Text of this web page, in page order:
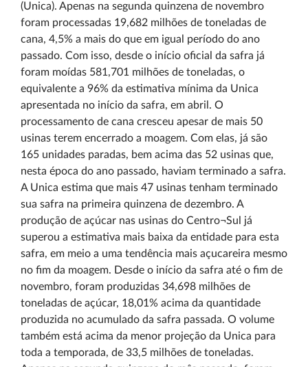
(Unica). Apenas na segunda quinzena de novembro
foram processadas 19,682 milhões de toneladas de
cana, 4,5% a mais do que em igual período do ano
passado. Com isso, desde o início oficial da safra já
foram moídas 581,701 milhões de toneladas, o
equivalente a 96% da estimativa mínima da Unica
apresentada no início da safra, em abril. O
processamento de cana cresceu apesar de mais 50
usinas terem encerrado a moagem. Com elas, já são
165 unidades paradas, bem acima das 52 usinas que,
nesta época do ano passado, haviam terminado a safra.
A Unica estima que mais 47 usinas tenham terminado
sua safra na primeira quinzena de dezembro. A
produção de açúcar nas usinas do Centro¬Sul já
superou a estimativa mais baixa da entidade para esta
safra, em meio a uma tendência mais açucareira mesmo
no fim da moagem. Desde o início da safra até o fim de
novembro, foram produzidas 34,698 milhões de
toneladas de açúcar, 18,01% acima da quantidade
produzida no acumulado da safra passada. O volume
também está acima da menor projeção da Unica para
toda a temporada, de 33,5 milhões de toneladas.